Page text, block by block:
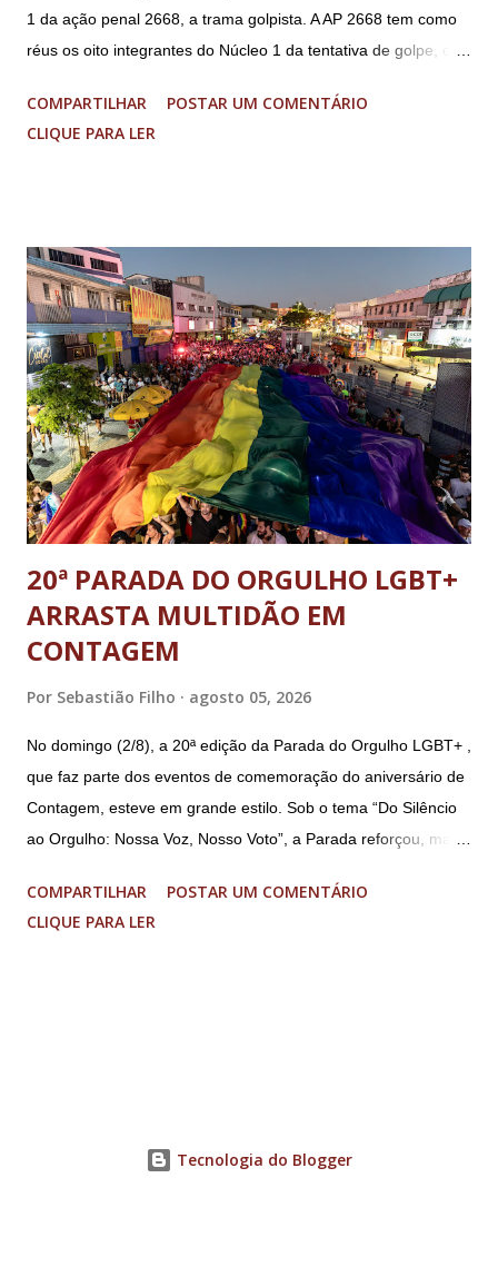
1 da ação penal 2668, a trama golpista. A AP 2668 tem como
réus os oito integrantes do Núcleo 1 da tentativa de golpe, ou
(PGR): o deputado federal Alexandre Ramagem, ex-diretor da
Agência Brasileira de Inteligência (Abin); o almirante Almir
Segurança Institucional (GSI); o tenente-coronel Mauro Cid,
ex-ajudante de ordens de Bolsonaro (réu-colaborador); o ex-
presidente da República Jair Bolsonaro; o general Paulo
Sérgio Nogueira, ex-ministro da Defesa; e o general da
reserva Walter Braga Netto, ex-ministro da Casa Civil e da
Defesa. A acusação envolveu os crimes de tentativa de
abolição violenta do Estado Democrático de Direito, golpe de
E...
COMPARTILHAR
POSTAR UM COMENTÁRIO
CLIQUE PARA LER
20ª PARADA DO ORGULHO LGBT+
ARRASTA MULTIDÃO EM
CONTAGEM
Por Sebastião Filho agosto 05, 2026
No domingo (2/8), a 20ª edição da Parada do Orgulho LGBT+ ,
que faz parte dos eventos de comemoração do aniversário de
Contagem, esteve em grande estilo. Sob o tema “Do Silêncio
ao Orgulho: Nossa Voz, Nosso Voto”, a Parada reforçou, mais
município. A concentração foi na Praça da Glória, que estava
preparada com um palco e contou com diversos shows,
por ser um movimento de resistência, de ocupação das ruas e
COMPARTILHAR
POSTAR UM COMENTÁRIO
CLIQUE PARA LER
Tecnologia do Blogger